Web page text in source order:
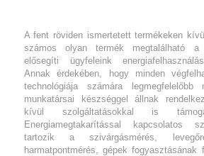
A fent röviden ismertetett termékeken
számos olyan termék megtalálható a
elősegíti ügyfeleink
Annak érdekében, hogy minden
technológiája számára
munkatársai készséggel állnak
kívül szolgáltatásokkal is
Energiamegtakarítással kapcsolatos
tartozik a szivárgásmérés,
harmatpontmérés, gépek fogyasztásának